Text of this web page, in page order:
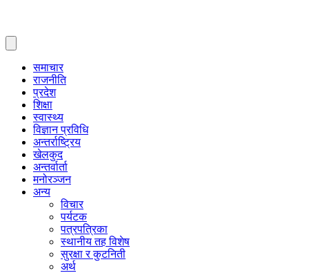
समाचार
राजनीति
प्रदेश
शिक्षा
स्वास्थ्य
विज्ञान प्रविधि
अन्तर्राष्ट्रिय
खेलकुद
अन्तर्वार्ता
मनोरञ्जन
अन्य
विचार
पर्यटक
पत्रपत्रिका
स्थानीय तह विशेष
सुरक्षा र कुटनिती
अर्थ